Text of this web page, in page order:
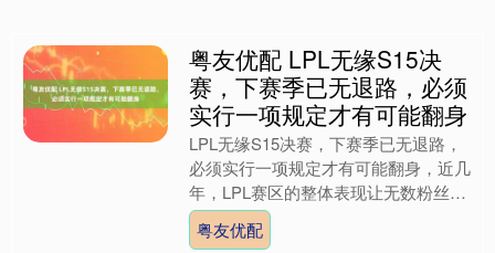
粤友优配 LPL无缘S15决
赛，下赛季已无退路，必须
实行一项规定才有可能翻身
LPL无缘S15决赛，下赛季已无退路，
必须实行一项规定才有可能翻身，近几
年，LPL赛区的整体表现让无数粉丝又
爱又恨，每当世界赛开打，总有人满怀
希望地喊出“今年L....
粤友优配